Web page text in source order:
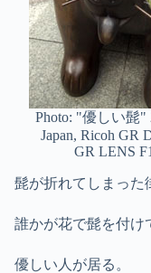
Photo: "優しい髭"
Japan, Ricoh GR
GR LENS
髭が折れてしまった
誰かが花で髭を付け
優しい人が居る。